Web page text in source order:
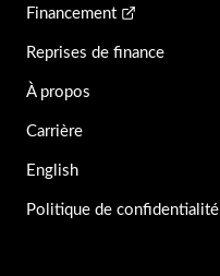
Financement
Reprises de finance
À propos
Carrière
English
Politique de confidentialité